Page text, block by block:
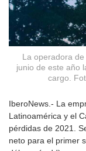
La operadora
junio de este año
cargo.
IberoNews.- La
Latinoamérica y el
pérdidas de 2021.
neto para el primer